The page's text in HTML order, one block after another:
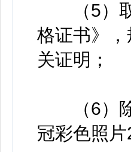
（5）取
格证书》
关证明；
（6）除
冠彩色照片